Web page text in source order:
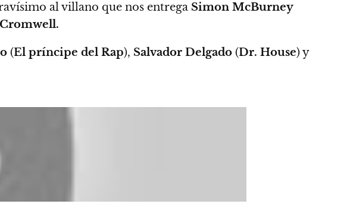
al villano que nos entrega Simon McBurney
(El príncipe del Rap), Salvador Delgado (Dr. House) y